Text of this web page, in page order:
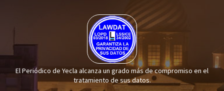
El Periódico de Yecla alcanza un grado más de compromiso en el
tratamiento de sus datos.